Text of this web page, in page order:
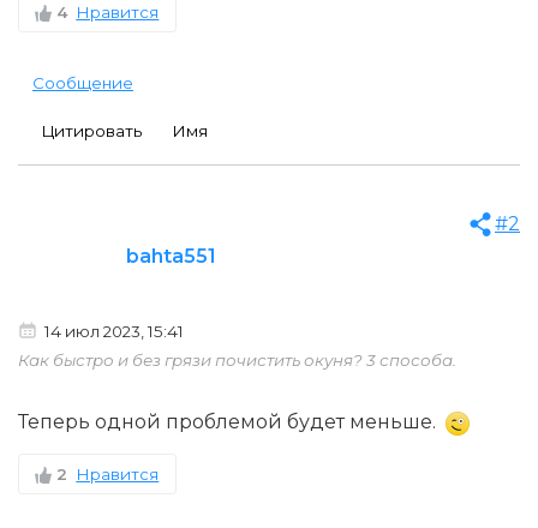
4 Нравится
Сообщение
Цитировать Имя
bahta551
#2
14 июл 2023, 15:41
Как быстро и без грязи почистить окуня? 3 способа.
Теперь одной проблемой будет меньше.
2 Нравится